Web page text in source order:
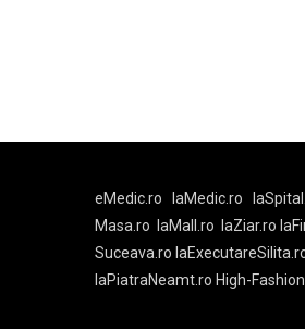
eMedic.ro laMedic.ro
Masa.ro
laMall.ro laZiar.ro
Suceava.ro
laPiatraNeamt.ro High-